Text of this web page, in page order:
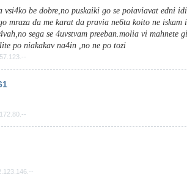
vsi4ko be dobre,no puskaiki go se poiaviavat edni
mraza da me karat da pravia ne6ta koito ne iskam
sega se 4uvstvam preeban.molia vi mahnete
po niakakav na4in ,no ne po tozi